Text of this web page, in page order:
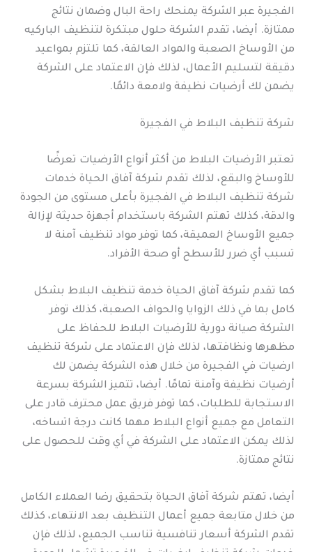
الفجيرة عبر الشركة يمنحك راحة البال وضمان نتائج
ممتازة. أيضا، تقدم الشركة حلول مبتكرة لتنظيف الباركيه
من الأوساخ الصعبة والمواد العالقة، كما تلتزم بمواعيد
دقيقة لتسليم الأعمال، لذلك فإن الاعتماد على الشركة
يضمن لك أرضيات نظيفة ولامعة دائمًا.
شركة تنظيف البلاط في الفجيرة
تعتبر الأرضيات البلاط من أكثر أنواع الأرضيات تعرضًا
للأوساخ والبقع، لذلك تقدم شركة آفاق الحياة خدمات
شركة تنظيف البلاط في الفجيرة بأعلى مستوى من الجودة
والدقة، كذلك تهتم الشركة باستخدام أجهزة حديثة لإزالة
جميع الأوساخ العميقة، كما توفر مواد تنظيف آمنة لا
تسبب أي ضرر للأسطح أو صحة الأفراد.
كما تقدم شركة آفاق الحياة خدمة تنظيف البلاط بشكل
كامل بما في ذلك الزوايا والحواف الصعبة، كذلك توفر
الشركة صيانة دورية للأرضيات البلاط للحفاظ على
مظهرها ونظافتها، لذلك فإن الاعتماد على شركة تنظيف
ارضيات في الفجيرة من خلال هذه الشركة يضمن لك
أرضيات نظيفة وآمنة تمامًا. أيضا، تتميز الشركة بسرعة
الاستجابة للطلبات، كما توفر فريق عمل محترف قادر على
التعامل مع جميع أنواع البلاط مهما كانت درجة اتساخه،
لذلك يمكن الاعتماد على الشركة في أي وقت للحصول على
نتائج ممتازة.
أيضا، تهتم شركة آفاق الحياة بتحقيق رضا العملاء الكامل
من خلال متابعة جميع أعمال التنظيف بعد الانتهاء، كذلك
تقدم الشركة أسعار تنافسية تناسب الجميع، لذلك فإن